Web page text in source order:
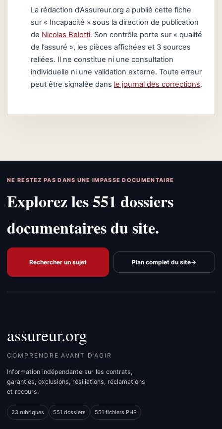
La rédaction d’Assureur.org a publié cette fiche
sur « Incapacité » sous la direction de publication
de Nicolas Belotti. Son contrôle porte sur « qualité
de l’assuré », les pièces affichées et 3 sources
reliées. Il ne constitue ni une consultation
individuelle ni une validation externe. Toute erreur
peut être signalée dans le journal des corrections.
NE RESTEZ PAS DANS UNE IMPASSE DOCUMENTAIRE
Explorez les 551 dossiers
documentaires du site.
Rechercher un sujet Plan complet du site→
assureur.org
COMPRENDRE AVANT D’AGIR
Information indépendante sur les contrats,
garanties, exclusions, résiliations, réclamations
et recours.
23 rubriques 551 dossiers 551 fichiers PHP